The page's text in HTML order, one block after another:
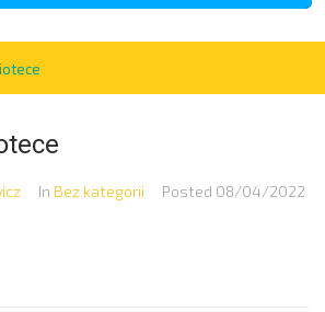
Kontakt
In Bez kategorii Posted 08/04/2022